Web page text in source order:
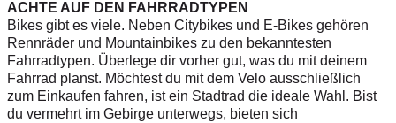
ACHTE AUF DEN FAHRRADTYPEN
Bikes gibt es viele. Neben Citybikes und E-Bikes gehören
Rennräder und Mountainbikes zu den bekanntesten
Fahrradtypen. Überlege dir vorher gut, was du mit deinem
Fahrrad planst. Möchtest du mit dem Velo ausschließlich
zum Einkaufen fahren, ist ein Stadtrad die ideale Wahl. Bist
du vermehrt im Gebirge unterwegs, bieten sich